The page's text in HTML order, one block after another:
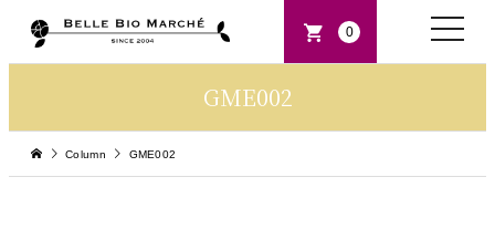
0
toggle
GME002
Column GME002